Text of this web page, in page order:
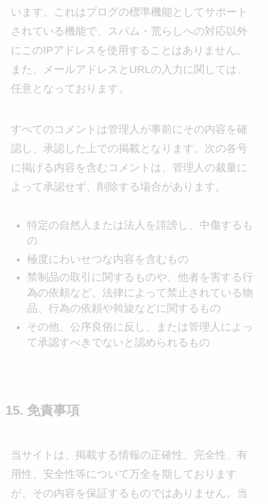
います。これはブログの標準機能としてサポート
されている機能で、スパム・荒らしへの対応以外
にこのIPアドレスを使用することはありません。
また、メールアドレスとURLの入力に関しては、
任意となっております。
すべてのコメントは管理人が事前にその内容を確
認し、承認した上での掲載となります。次の各号
に掲げる内容を含むコメントは、管理人の裁量に
よって承認せず、削除する場合があります。
特定の自然人または法人を誹謗し、中傷するも
の
極度にわいせつな内容を含むもの
禁制品の取引に関するものや、他者を害する行
為の依頼など、法律によって禁止されている物
品、行為の依頼や斡旋などに関するもの
その他、公序良俗に反し、または管理人によっ
て承認すべきでないと認められるもの
15. 免責事項
当サイトは、掲載する情報の正確性、完全性、有
用性、安全性等について万全を期しております
が、その内容を保証するものではありません。当